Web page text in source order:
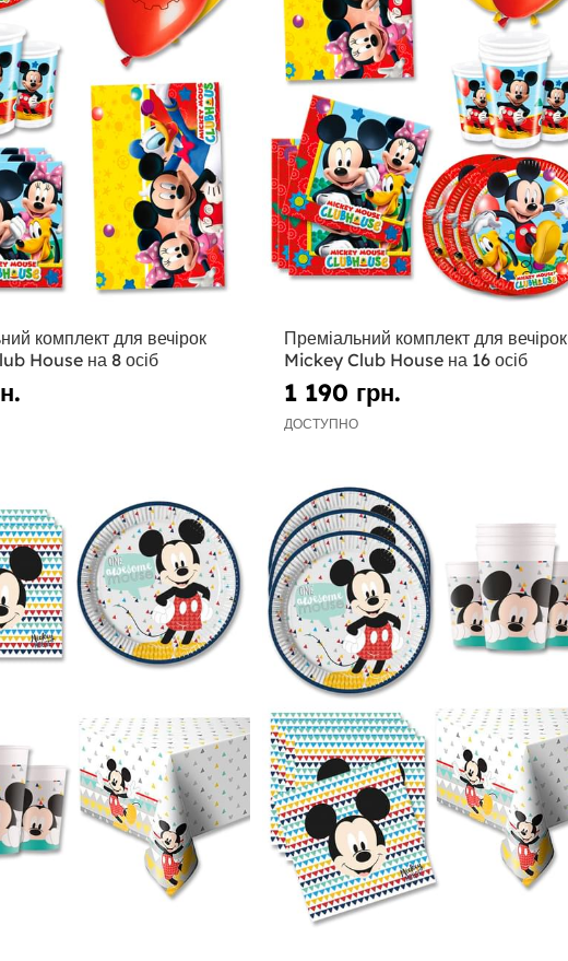
комплект для вечірок
House на 8 осіб
Преміальний комплект для вечірок
Mickey Club House на 16 осіб
1 190 грн.
ДОСТУПНО